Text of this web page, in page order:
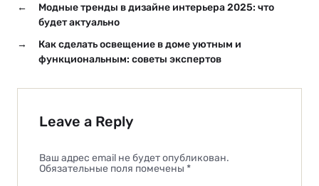
←
Модные тренды в дизайне интерьера 2025: что
будет актуально
→
Как сделать освещение в доме уютным и
функциональным: советы экспертов
Leave a Reply
Ваш адрес email не будет опубликован.
Обязательные поля помечены *